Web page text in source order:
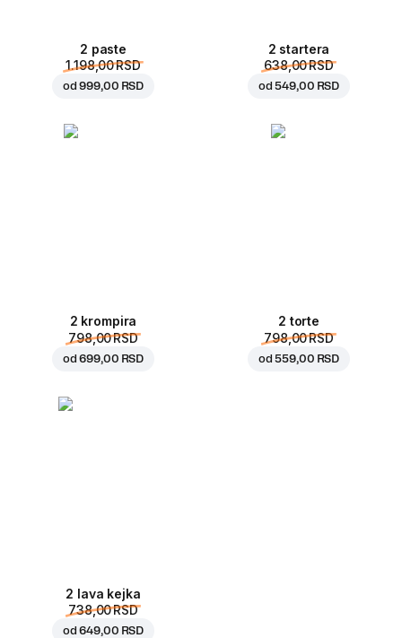
2 paste
1.198,00 RSD
od999,00 RSD
2 startera
638,00 RSD
od549,00 RSD
2 krompira
798,00 RSD
od699,00 RSD
2 torte
798,00 RSD
od559,00 RSD
2 lava kejka
738,00 RSD
od649,00 RSD